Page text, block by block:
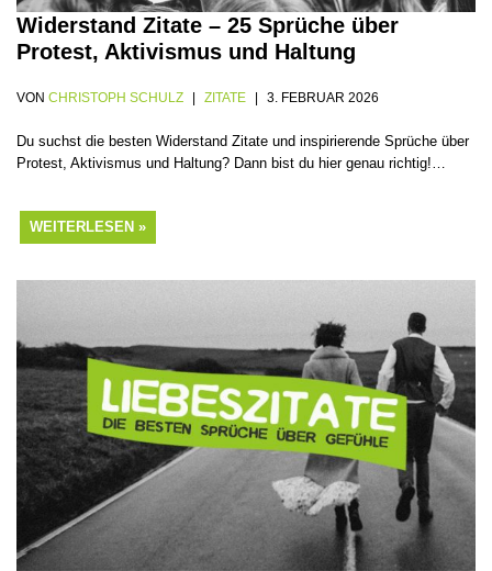
Widerstand Zitate – 25 Sprüche über
Protest, Aktivismus und Haltung
VON CHRISTOPH SCHULZ ZITATE 3. FEBRUAR 2026
Du suchst die besten Widerstand Zitate und inspirierende Sprüche über
Protest, Aktivismus und Haltung? Dann bist du hier genau richtig!…
WEITERLESEN »